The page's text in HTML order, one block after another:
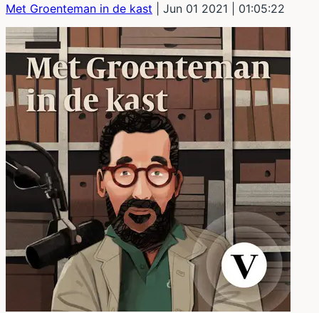
Met Groenteman in de kast | Jun 01 2021 | 01:05:22